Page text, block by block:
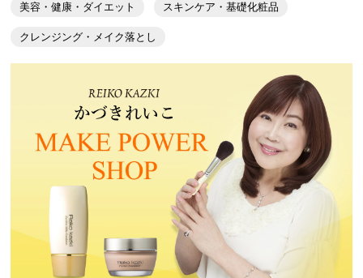
美容・健康・ダイエット スキンケア・基礎化粧品
クレンジング・メイク落とし